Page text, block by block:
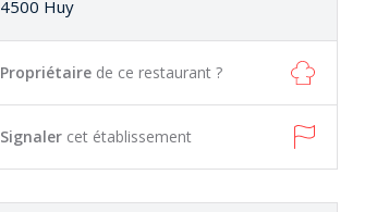
4500 Huy
Propriétaire de ce restaurant ?
Signaler cet établissement